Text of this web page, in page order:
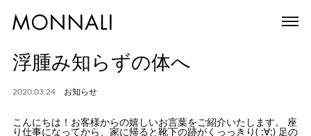
浮腫み知らずの体へ
2020.03.24 お知らせ
こんにちは！お客様からの嬉しいお言葉をご紹介いたします。 座
り仕事になってから、家に帰ると靴下の跡がくっっきり( ;∀;) 足の